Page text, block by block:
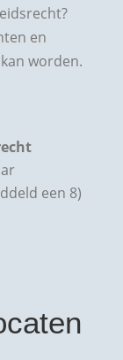
en
worden.
een 8)